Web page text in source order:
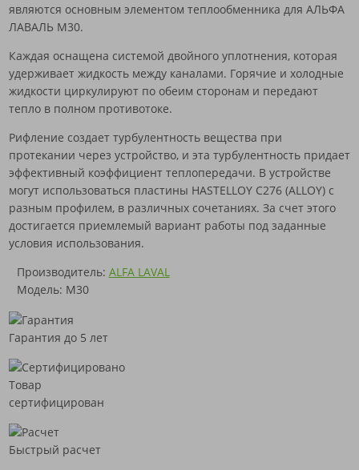
являются основным элементом теплообменника для АЛЬФА
ЛАВАЛЬ M30.
Каждая оснащена системой двойного уплотнения, которая
удерживает жидкость между каналами. Горячие и холодные
жидкости циркулируют по обеим сторонам и передают
тепло в полном противотоке.
Рифление создает турбулентность вещества при
протекании через устройство, и эта турбулентность придает
эффективный коэффициент теплопередачи. В устройстве
могут использоваться пластины HASTELLOY C276 (ALLOY) с
разным профилем, в различных сочетаниях. За счет этого
достигается приемлемый вариант работы под заданные
условия использования.
Производитель: ALFA LAVAL
Модель: M30
Гарантия до 5 лет
Товар
сертифицирован
Быстрый расчет